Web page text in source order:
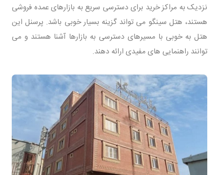
نزدیک به مراکز خرید برای دسترسی سریع به بازارهای عمده فروشی
هستند، هتل سینگو می تواند گزینه بسیار خوبی باشد. پرسنل این
هتل به خوبی با مسیرهای دسترسی به بازارها آشنا هستند و می
توانند راهنمایی های مفیدی ارائه دهند.